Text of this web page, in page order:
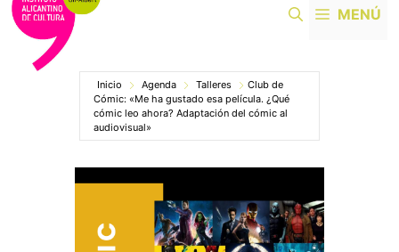
MENÚ
Inicio Agenda Talleres
Club de
Cómic: «Me ha gustado esa película. ¿Qué
cómic leo ahora? Adaptación del cómic al
audiovisual»